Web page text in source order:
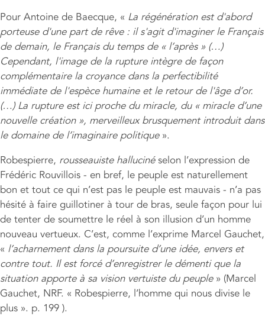
Pour Antoine de Baecque, « La régénération est d'abord
porteuse d'une part de rêve : il s'agit d'imaginer le Français
de demain, le Français du temps de « l’après » (…)
Cependant, l'image de la rupture intègre de façon
complémentaire la croyance dans la perfectibilité
immédiate de l'espèce humaine et le retour de l'âge d’or.
(…) La rupture est ici proche du miracle, du « miracle d’une
nouvelle création », merveilleux brusquement introduit dans
le domaine de l’imaginaire politique ».
Robespierre, rousseauiste hallucinéselon l’expression de
Frédéric Rouvillois - en bref, le peuple est naturellement
bon et tout ce qui n’est pas le peuple est mauvais - n’a pas
hésité à faire guillotiner à tour de bras, seule façon pour lui
de tenter de soumettre le réel à son illusion d’un homme
nouveau vertueux. C’est, comme l’exprime Marcel Gauchet,
« l’acharnement dans la poursuite d’une idée, envers et
contre tout. Il est forcé d’enregistrer le démenti que la
situation apporte à sa vision vertuiste du peuple » (Marcel
Gauchet, NRF. « Robespierre, l’homme qui nous divise le
plus ». p. 199 ).